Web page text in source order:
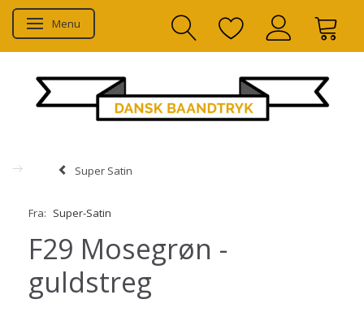
Skifte navigation
Menu
Super Satin
Fra: Super-Satin
F29 Mosegrøn -
guldstreg